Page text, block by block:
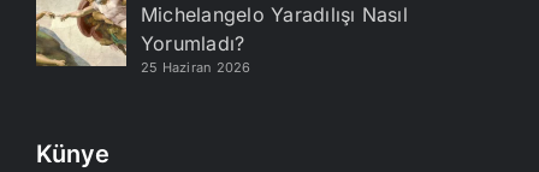
Michelangelo Yaradılışı Nasıl
Yorumladı?
25 Haziran 2026
Künye